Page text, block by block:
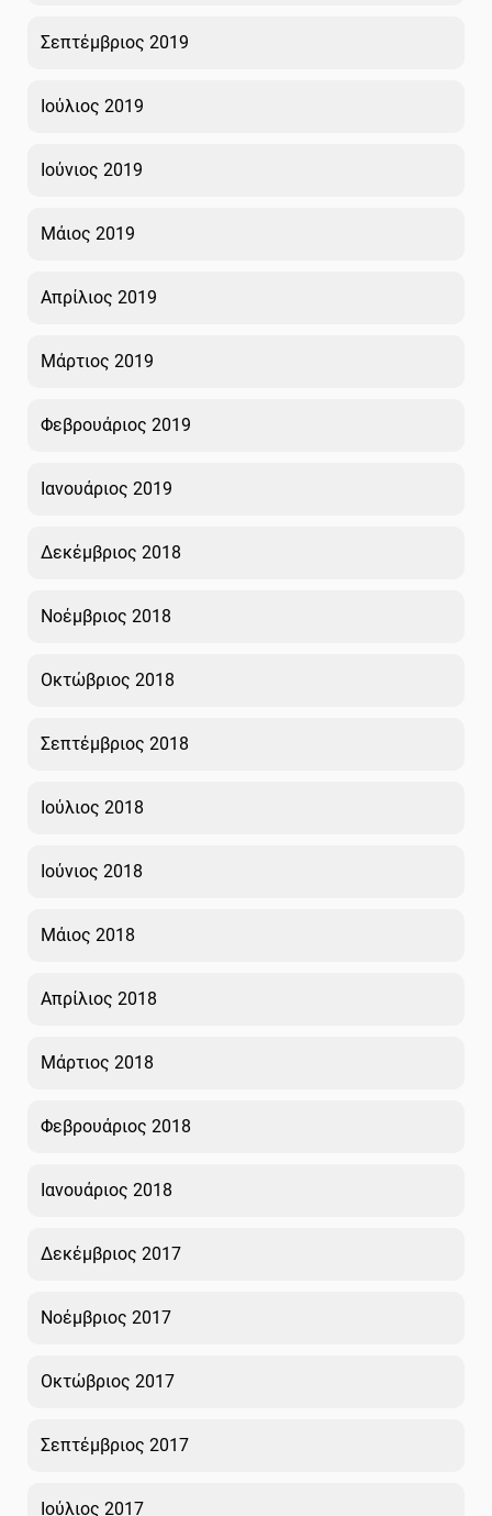
Σεπτέμβριος 2019
Ιούλιος 2019
Ιούνιος 2019
Μάιος 2019
Απρίλιος 2019
Μάρτιος 2019
Φεβρουάριος 2019
Ιανουάριος 2019
Δεκέμβριος 2018
Νοέμβριος 2018
Οκτώβριος 2018
Σεπτέμβριος 2018
Ιούλιος 2018
Ιούνιος 2018
Μάιος 2018
Απρίλιος 2018
Μάρτιος 2018
Φεβρουάριος 2018
Ιανουάριος 2018
Δεκέμβριος 2017
Νοέμβριος 2017
Οκτώβριος 2017
Σεπτέμβριος 2017
Ιούλιος 2017